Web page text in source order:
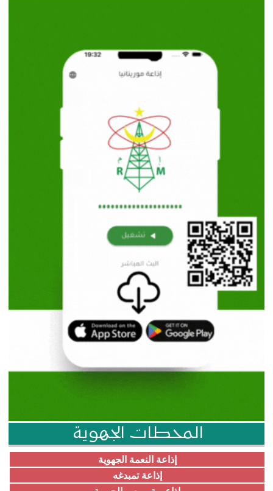
المحطات الجهوية
إذاعة النعمة الجهوية
إذاعة تمبدغه